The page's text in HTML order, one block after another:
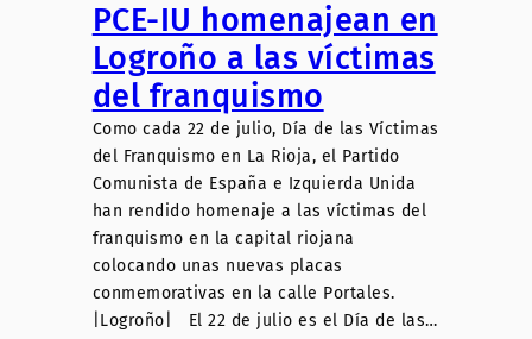
PCE-IU homenajean en
Logroño a las víctimas
del franquismo
Como cada 22 de julio, Día de las Víctimas
del Franquismo en La Rioja, el Partido
Comunista de España e Izquierda Unida
han rendido homenaje a las víctimas del
franquismo en la capital riojana
colocando unas nuevas placas
conmemorativas en la calle Portales.
|Logroño| El 22 de julio es el Día de las…